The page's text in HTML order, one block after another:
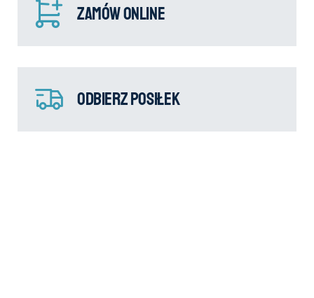
Zamów online
Odbierz posiłek